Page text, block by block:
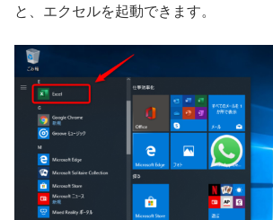
と、エクセルを起動できます。